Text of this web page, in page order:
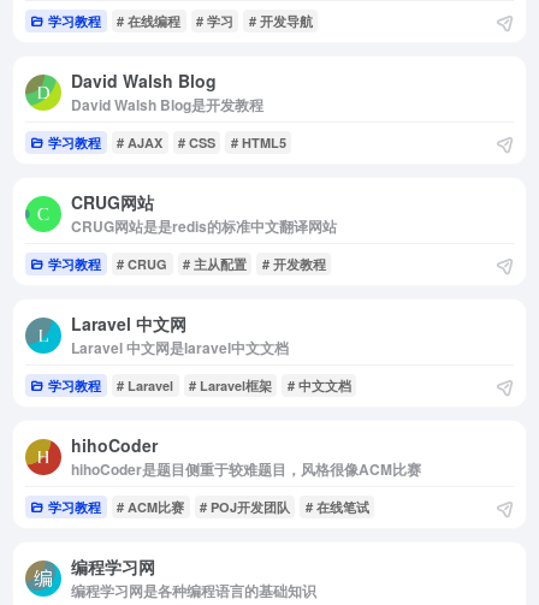
学习教程 # 在线编程 # 学习 # 开发导航
David Walsh Blog
David Walsh Blog是开发教程
学习教程 # AJAX # CSS # HTML5
CRUG网站
CRUG网站是是redis的标准中文翻译网站
学习教程 # CRUG # 主从配置 # 开发教程
Laravel 中文网
Laravel 中文网是laravel中文文档
学习教程 # Laravel # Laravel框架 # 中文文档
hihoCoder
hihoCoder是题目侧重于较难题目，风格很像ACM比赛
学习教程 # ACM比赛 # POJ开发团队 # 在线笔试
编程学习网
编程学习网是各种编程语言的基础知识